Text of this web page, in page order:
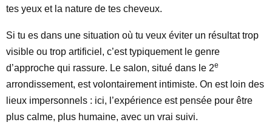
tes yeux et la nature de tes cheveux.
Si tu es dans une situation où tu veux éviter un résultat trop
visible ou trop artificiel, c’est typiquement le genre
d’approche qui rassure. Le salon, situé dans le 2e
arrondissement, est volontairement intimiste. On est loin des
lieux impersonnels : ici, l’expérience est pensée pour être
plus calme, plus humaine, avec un vrai suivi.